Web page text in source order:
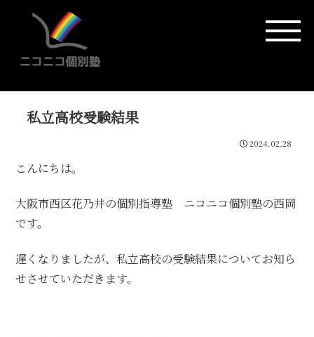
私立高校受験結果
2024.02.28
こんにちは。
大阪市西区花乃井の個別指導塾 ニコニコ個別塾の西岡
です。
遅くなりましたが、私立高校の受験結果についてお知ら
せさせていただきます。